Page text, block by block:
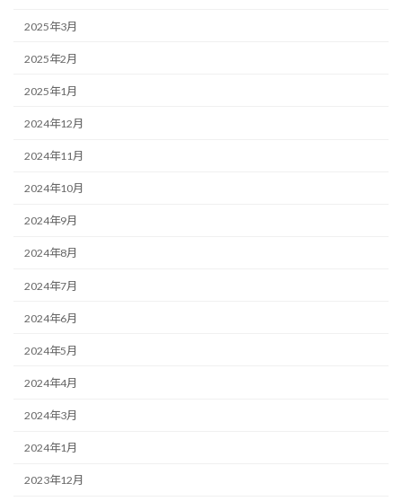
2025年3月
2025年2月
2025年1月
2024年12月
2024年11月
2024年10月
2024年9月
2024年8月
2024年7月
2024年6月
2024年5月
2024年4月
2024年3月
2024年1月
2023年12月